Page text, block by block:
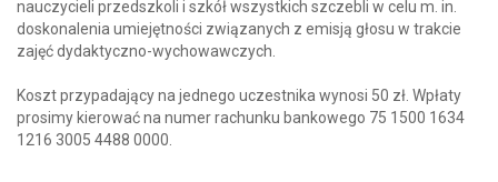
nauczycieli przedszkoli i szkół wszystkich szczebli w celu m. in.
doskonalenia umiejętności związanych z emisją głosu w trakcie
zajęć dydaktyczno-wychowawczych.
Koszt przypadający na jednego uczestnika wynosi 50 zł. Wpłaty
prosimy kierować na numer rachunku bankowego 75 1500 1634
1216 3005 4488 0000.